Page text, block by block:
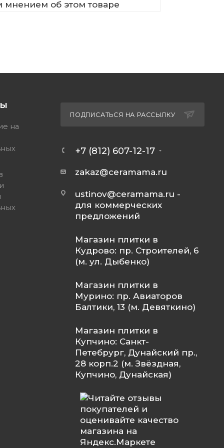
мнением об этом товаре
на
ПОДПИСАТЬСЯ НА РАССЫЛКУ
+7 (812) 607-12-17
zakaz@ceramama.ru
ustinov@ceramama.ru -
для коммерческих
предложений
Магазин плитки в
Кудрово: пр. Строителей, 6
(м. ул. Дыбенко)
Магазин плитки в
Мурино: пр. Авиаторов
Балтики, 13 (м. Девяткино)
Магазин плитки в
Купчино: Санкт-
Петебрург, Дунайский пр.,
28 корп.2 (м. Звёздная,
Купчино, Дунайская)